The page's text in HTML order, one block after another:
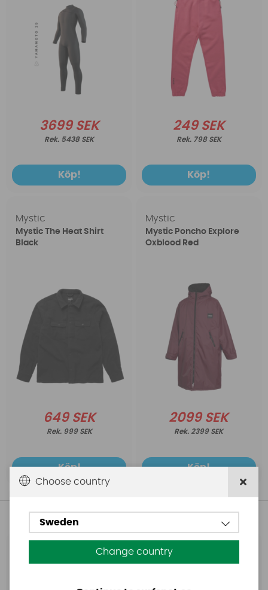
3699 SEK
5438 SEK
Köp!
249 SEK
798 SEK
Köp!
Mystic
Mystic The Heat Shirt
Black
649 SEK
999 SEK
Köp!
Mystic
Mystic Poncho Explore
Oxblood Red
2099 SEK
2399 SEK
Köp!
Andra köpte även
Base Rechargeable
Aquasure
Aquasure FD
Choose country
Sweden
Change country